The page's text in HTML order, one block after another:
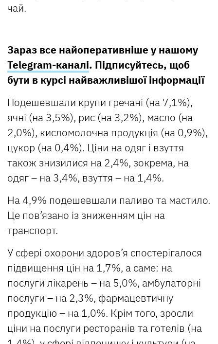
чай.
Зараз все найоперативніше у нашому
Telegram-каналі. Підписуйтесь, щоб
бути в курсі найважливішої інформації
Подешевшали крупи гречані (на 7,1%),
ячні (на 3,5%), рис (на 3,2%), масло (на
2,0%), кисломолочна продукція (на 0,9%),
цукор (на 0,4%). Ціни на одяг і взуття
також знизилися на 2,4%, зокрема, на
одяг – на 3,4%, взуття – на 1,4%.
На 4,9% подешевшали паливо та мастило.
Це пов’язано із зниженням цін на
транспорт.
У сфері охорони здоров’я спостерігалося
підвищення цін на 1,7%, а саме: на
послуги лікарень – на 5,0%, амбулаторні
послуги – на 2,3%, фармацевтичну
продукцію – на 1,0%. Крім того, зросли
ціни на послуги ресторанів та готелів (на